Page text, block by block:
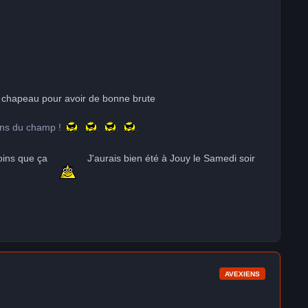
pour avoir de bonne brute
du champ !
que ça J'aurais bien été à Jouy le Samedi soir
AVEXIENS